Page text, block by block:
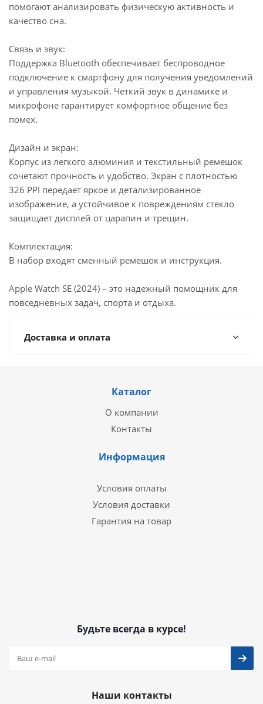
помогают анализировать физическую активность и
качество сна.
Связь и звук:
Поддержка Bluetooth обеспечивает беспроводное
подключение к смартфону для получения уведомлений
и управления музыкой. Четкий звук в динамике и
микрофоне гарантирует комфортное общение без
помех.
Дизайн и экран:
Корпус из легкого алюминия и текстильный ремешок
сочетают прочность и удобство. Экран с плотностью
326 PPI передает яркое и детализированное
изображение, а устойчивое к повреждениям стекло
защищает дисплей от царапин и трещин.
Комплектация:
В набор входят сменный ремешок и инструкция.
Apple Watch SE (2024) – это надежный помощник для
повседневных задач, спорта и отдыха.
Доставка и оплата
Каталог
О компании
Контакты
Информация
Условия оплаты
Условия доставки
Гарантия на товар
Будьте всегда в курсе!
Наши контакты